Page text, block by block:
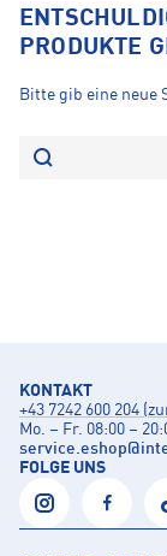
PRODUKTE
Bitte gib eine neue
KONTAKT
+43 7242 600 204
Mo. – Fr. 08:00 –
service.eshop@
FOLGE UNS